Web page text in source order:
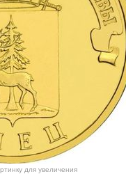
для увеличения